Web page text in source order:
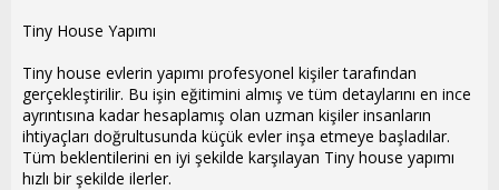
Tiny House Yapımı
Tiny house evlerin yapımı profesyonel kişiler tarafından
gerçekleştirilir. Bu işin eğitimini almış ve tüm detaylarını en ince
ayrıntısına kadar hesaplamış olan uzman kişiler insanların
ihtiyaçları doğrultusunda küçük evler inşa etmeye başladılar.
Tüm beklentilerini en iyi şekilde karşılayan Tiny house yapımı
hızlı bir şekilde ilerler.